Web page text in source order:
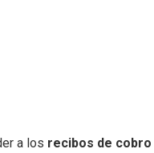
a los recibos de cobro